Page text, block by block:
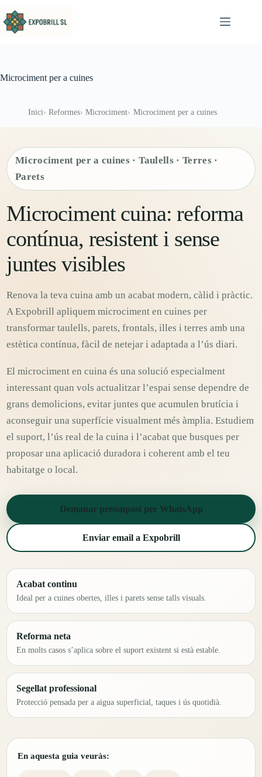
Microciment per a cuines
Inici Reformes Microciment Microciment per a cuines
Microciment per a cuines · Taulells · Terres ·
Parets
Microciment cuina: reforma
contínua, resistent i sense
juntes visibles
Renova la teva cuina amb un acabat modern, càlid i pràctic.
A Expobrill apliquem microciment en cuines per
transformar taulells, parets, frontals, illes i terres amb una
estètica contínua, fàcil de netejar i adaptada a l’ús diari.
El microciment en cuina és una solució especialment
interessant quan vols actualitzar l’espai sense dependre de
grans demolicions, evitar juntes que acumulen brutícia i
aconseguir una superfície visualment més àmplia. Estudiem
el suport, l’ús real de la cuina i l’acabat que busques per
proposar una aplicació duradora i coherent amb el teu
habitatge o local.
Demanar pressupost per WhatsApp
Enviar email a Expobrill
Acabat continu
Ideal per a cuines obertes, illes i parets sense talls visuals.
Reforma neta
En molts casos s’aplica sobre el suport existent si està estable.
Segellat professional
Protecció pensada per a aigua superficial, taques i ús quotidià.
En aquesta guia veuràs: